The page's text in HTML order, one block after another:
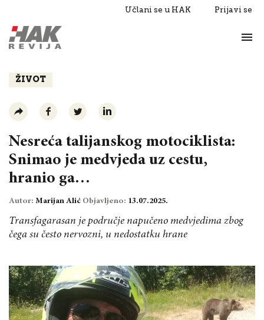
Učlani se u HAK Prijavi se
Razgovori
ŽIVOT
Nesreća talijanskog motociklista:
Snimao je medvjeda uz cestu,
hranio ga…
Autor: Marijan Alić Objavljeno: 13.07.2025.
Transfagarasan je područje napučeno medvjedima zbog
čega su često nervozni, u nedostatku hrane